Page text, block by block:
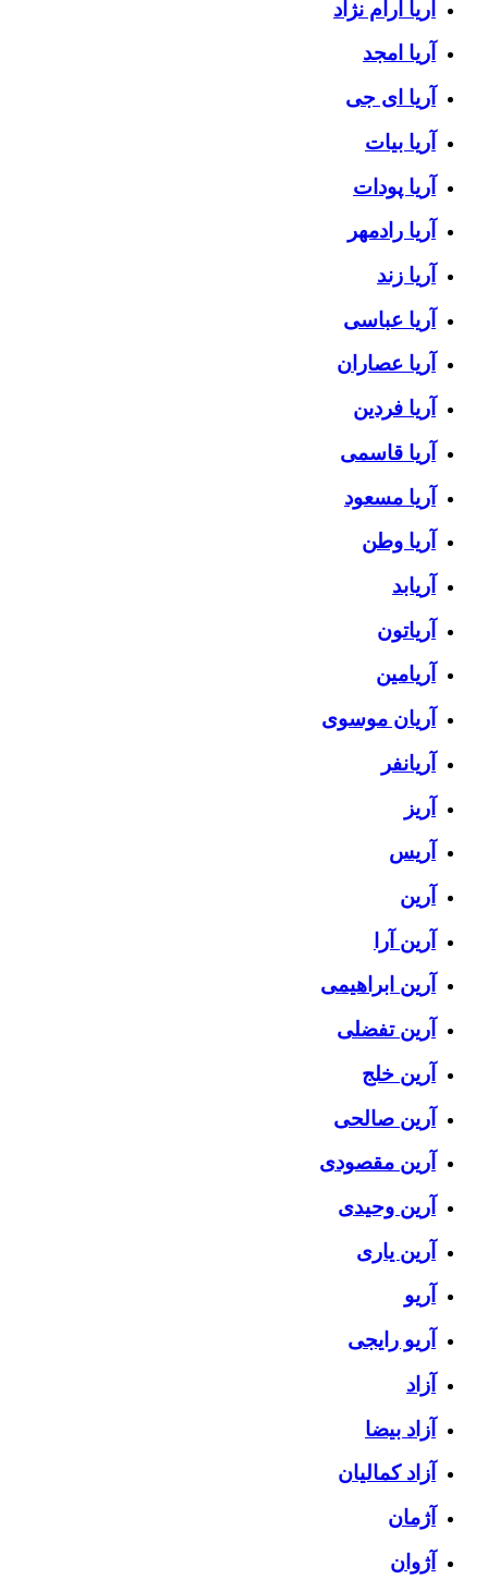
آریا آرام نژاد
آریا امجد
آریا ای جی
آریا بیات
آریا پودات
آریا رادمهر
آریا زند
آریا عباسی
آریا عصاران
آریا فردین
آریا قاسمی
آریا مسعود
آریا وطن
آریابد
آریاتون
آریامین
آریان موسوی
آریانفر
آریز
آریس
آرین
آرین آرا
آرین ابراهیمی
آرین تفضلی
آرین خلج
آرین صالحی
آرین مقصودی
آرین وحیدی
آرین یاری
آریو
آریو رایجی
آزاد
آزاد بیضا
آزاد کمالیان
آژمان
آژوان